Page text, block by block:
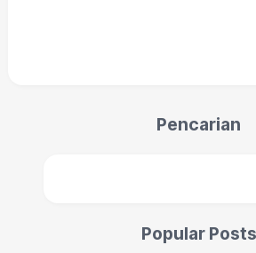
Pencarian
Popular Posts